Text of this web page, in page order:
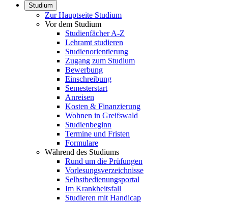
Studium
Zur Hauptseite Studium
Vor dem Studium
Studienfächer A-Z
Lehramt studieren
Studienorientierung
Zugang zum Studium
Bewerbung
Einschreibung
Semesterstart
Anreisen
Kosten & Finanzierung
Wohnen in Greifswald
Studienbeginn
Termine und Fristen
Formulare
Während des Studiums
Rund um die Prüfungen
Vorlesungsverzeichnisse
Selbstbedienungsportal
Im Krankheitsfall
Studieren mit Handicap